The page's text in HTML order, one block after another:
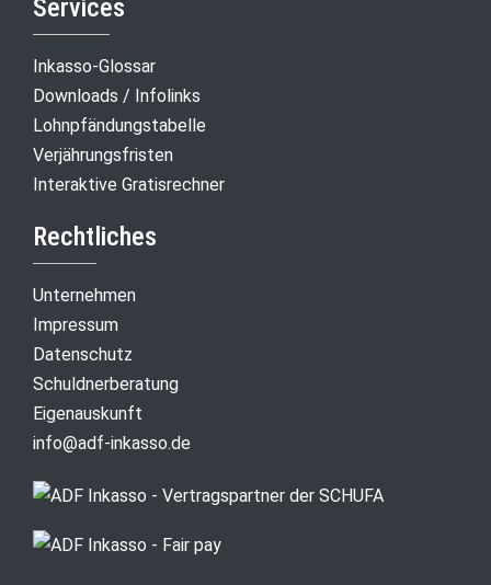
Services
Inkasso-Glossar
Downloads / Infolinks
Lohnpfändungstabelle
Verjährungsfristen
Interaktive Gratisrechner
Rechtliches
Unternehmen
Impressum
Datenschutz
Schuldnerberatung
Eigenauskunft
info@adf-inkasso.de